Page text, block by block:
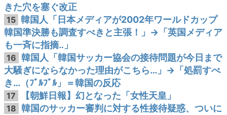
きた穴を塞ぐ改正
15 韓国人「日本メディアが2002年ワールドカップ
韓国準決勝も調査すべきと主張！」→「英国メディア
も一斉に指摘‥」
16 韓国人「韓国サッカー協会の接待問題が今日まで
大騒ぎにならなかった理由がこちら…」→「処罰すべ
き…（ﾌﾞﾙﾌﾞﾙ」＝韓国の反応
17 【朝鮮日報】幻となった「女性天皇」
18 韓国のサッカー審判に対する性接待疑惑、ついに